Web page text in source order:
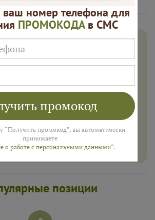
рублей на заказ в
августе!
телефона и мы пришлем промокод
для подарка в смс
ПОЛУЧИТЬ
позиции
номер телефона для
ПРОМОКОДАв СМС
промокод
“Получить промокод”, вы автоматически
принимаете
о работе с персональными данными”.